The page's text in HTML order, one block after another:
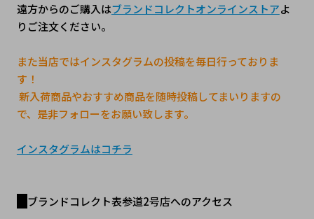
遠方からのご購入はブランドコレクトオンラインストアよ
りご注文ください。
また当店ではインスタグラムの投稿を毎日行っておりま
す！
で、是非フォローをお願い致します。
インスタグラムはコチラ
ブランドコレクト表参道2号店へのアクセス